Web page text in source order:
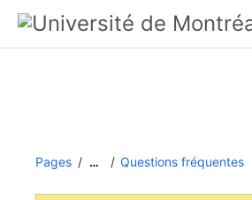
Pages … Questions fréquentes